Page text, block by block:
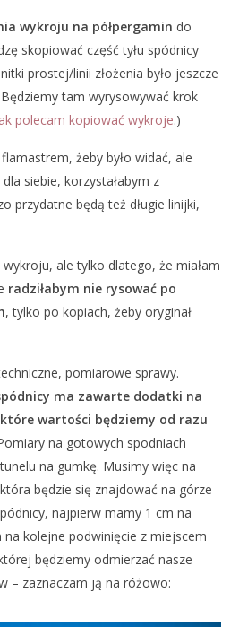
wykroju na półpergamin do
skopiować część tyłu spódnicy
prostej/linii złożenia było jeszcze
tam wyrysowywać krok
polecam kopiować wykroje.)
żeby było widać, ale
siebie, korzystałabym z
przydatne będą też długie linijki,
ale tylko dlatego, że miałam
radziłabym nie rysować po
, tylko po kopiach, żeby oryginał
pomiarowe sprawy.
ma zawarte dodatki na
wartości będziemy od razu
na gotowych spodniach
na gumkę. Musimy więc na
będzie się znajdować na górze
najpierw mamy 1 cm na
kolejne podwinięcie z miejscem
będziemy odmierzać nasze
– zaznaczam ją na różowo: